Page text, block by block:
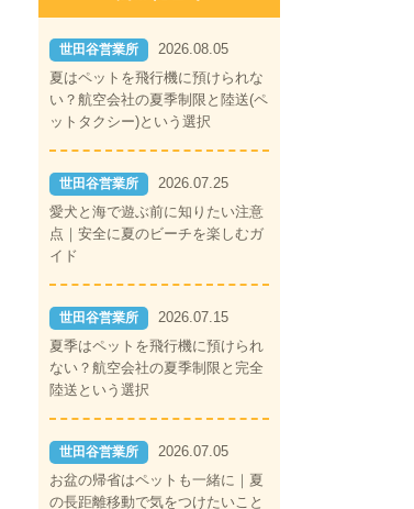
世田谷営業所
2026.08.05
夏はペットを飛行機に預けられな
い？航空会社の夏季制限と陸送(ペ
ットタクシー)という選択
世田谷営業所
2026.07.25
愛犬と海で遊ぶ前に知りたい注意
点｜安全に夏のビーチを楽しむガ
イド
世田谷営業所
2026.07.15
夏季はペットを飛行機に預けられ
ない？航空会社の夏季制限と完全
陸送という選択
世田谷営業所
2026.07.05
お盆の帰省はペットも一緒に｜夏
の長距離移動で気をつけたいこと